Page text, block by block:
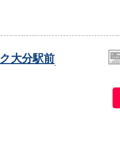
大分駅前